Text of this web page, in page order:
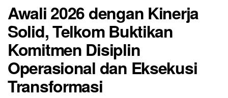
Awali 2026 dengan Kinerja
Solid, Telkom Buktikan
Komitmen Disiplin
Operasional dan Eksekusi
Transformasi